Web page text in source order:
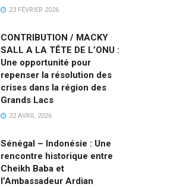
23 FÉVRIER 2026
CONTRIBUTION / MACKY
SALL A LA TÊTE DE L’ONU :
Une opportunité pour
repenser la résolution des
crises dans la région des
Grands Lacs
22 AVRIL 2026
Sénégal – Indonésie : Une
rencontre historique entre
Cheikh Baba et
l’Ambassadeur Ardian